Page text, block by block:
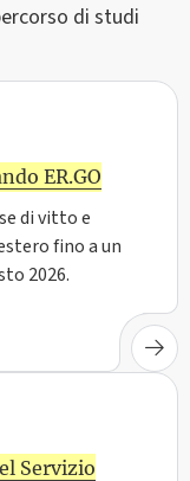
di studi
ER.GO
di vitto e
fino a un
2026.
Servizio